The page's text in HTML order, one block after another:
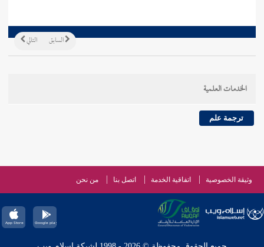
التالي السابق
الخدمات العلمية
ترجمة علم
وثيقة الخصوصية اتفاقية الخدمة اتصل بنا من نحن